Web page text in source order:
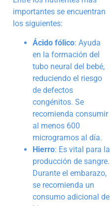
importantes se encuentran
los siguientes:
Ácido fólico: Ayuda
en la formación del
tubo neural del bebé,
reduciendo el riesgo
de defectos
congénitos. Se
recomienda consumir
al menos 600
microgramos al día.
Hierro: Es vital para la
producción de sangre.
Durante el embarazo,
se recomienda un
consumo adicional de